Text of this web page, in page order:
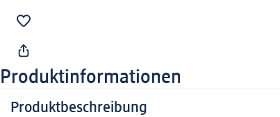
Produktinformationen
Produktbeschreibung